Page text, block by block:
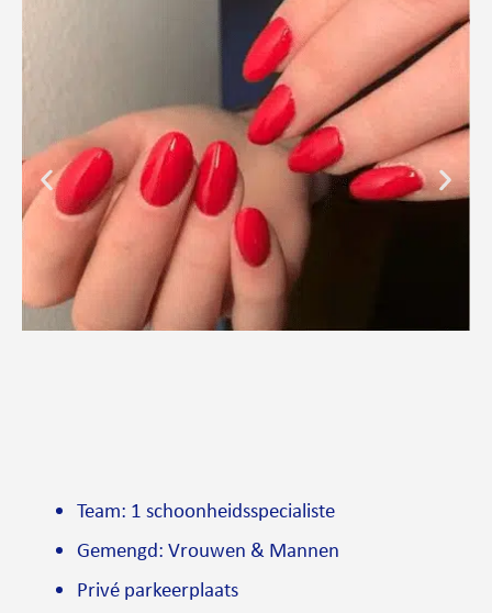
Team: 1 schoonheidsspecialiste
Gemengd: Vrouwen & Mannen
Privé parkeerplaats